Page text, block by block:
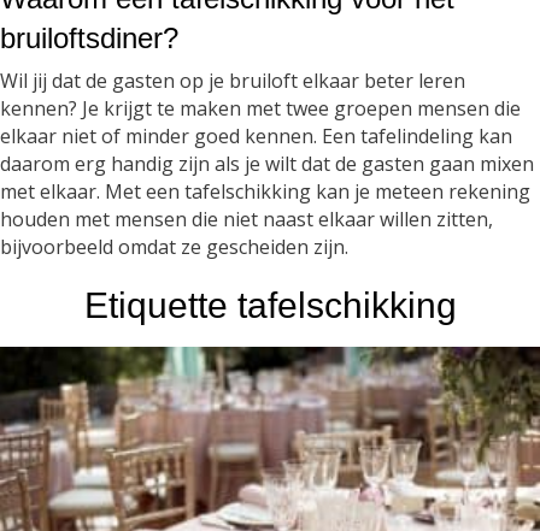
bruiloftsdiner?
Wil jij dat de gasten op je bruiloft elkaar beter leren
kennen? Je krijgt te maken met twee groepen mensen die
elkaar niet of minder goed kennen. Een tafelindeling kan
daarom erg handig zijn als je wilt dat de gasten gaan mixen
met elkaar. Met een tafelschikking kan je meteen rekening
houden met mensen die niet naast elkaar willen zitten,
bijvoorbeeld omdat ze gescheiden zijn.
Etiquette tafelschikking